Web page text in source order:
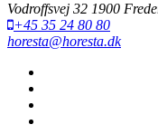
Vodroffsvej 32 1900
+45 35 24 80 80
horesta@horesta.dk